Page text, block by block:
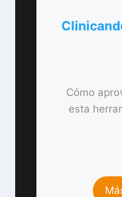
Cómo
esta